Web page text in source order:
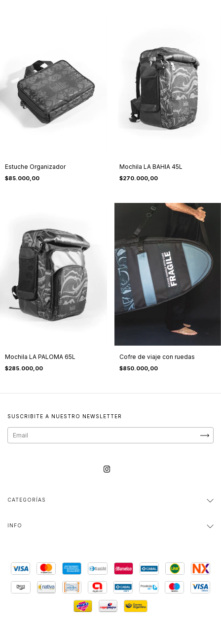
Estuche Organizador
$85.000,00
Mochila LA BAHIA 45L
$270.000,00
Mochila LA PALOMA 65L
$285.000,00
Cofre de viaje con ruedas
$850.000,00
SUSCRIBITE A NUESTRO NEWSLETTER
CATEGORÍAS
INFO